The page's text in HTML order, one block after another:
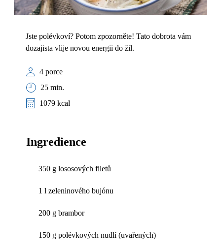
Jste polévkoví? Potom zpozorněte! Tato dobrota vám
dozajista vlije novou energii do žil.
4 porce
25 min.
1079 kcal
Ingredience
350 g lososových filetů
1 l zeleninového bujónu
200 g brambor
150 g polévkových nudlí (uvařených)